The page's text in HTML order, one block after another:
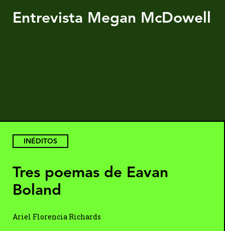
Entrevista Megan McDowell
INÉDITOS
Tres poemas de Eavan
Boland
Ariel Florencia Richards